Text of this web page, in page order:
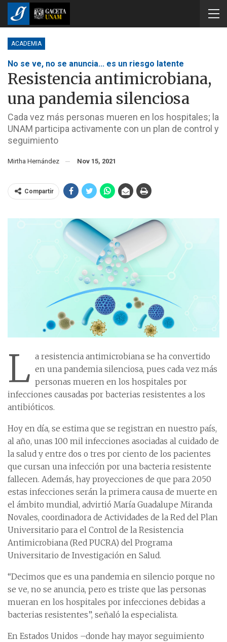
ACADEMIA
No se ve, no se anuncia... es un riesgo latente
Resistencia antimicrobiana,
una pandemia silenciosa
Cada vez más personas mueren en los hospitales; la
UNAM participa activamente con un plan de control y
seguimiento
Mirtha Hernández Nov 15, 2021
Compartir
L a resistencia antimicrobiana se ha convertido
en una pandemia silenciosa, pues cada vez más
personas mueren en los hospitales por
infecciones causadas por bacterias resistentes a los
antibióticos.
Hoy en día, se estima que se registran en nuestro país,
al año, unas 100 mil infecciones asociadas al cuidado de
la salud y entre dos o tres por ciento de los pacientes
que cursan una infección por una bacteria resistente
fallecen. Además, hay proyecciones de que para 2050
estas infecciones serán la primera causa de muerte en
el ámbito mundial, advirtió María Guadalupe Miranda
Novales, coordinadora de Actividades de la Red del Plan
Universitario para el Control de la Resistencia
Antimicrobiana (Red PUCRA) del Programa
Universitario de Investigación en Salud.
“Decimos que es una pandemia en silencio porque no
se ve, no se anuncia, pero es triste que las personas
mueran en los hospitales por infecciones debidas a
bacterias resistentes”, señaló la especialista.
En Estados Unidos –donde hay mayor seguimiento